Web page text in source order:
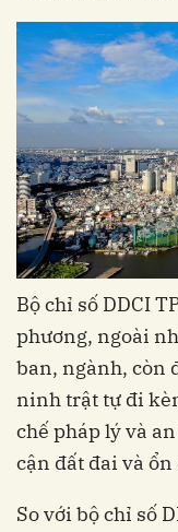
Bộ chỉ số DDCI
phương, ngoài
ban, ngành, còn
ninh trật tự đi
chế pháp lý và
cận đất đai và
So với bộ chỉ số